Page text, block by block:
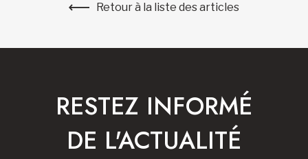
Retour à la liste des articles
RESTEZ INFORMÉ
DE L'ACTUALITÉ